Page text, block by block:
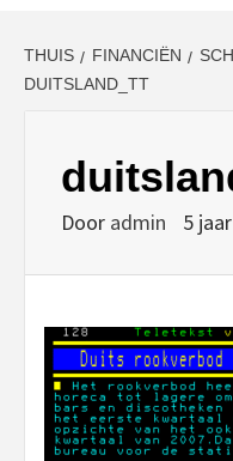
THUIS FINANCIËN
DUITSLAND_TT
Door admin 5